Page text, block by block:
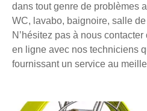
dans tout genre de problèmes
WC, lavabo, baignoire, salle
N’hésitez pas à nous
en ligne avec nos techniciens
fournissant un service au